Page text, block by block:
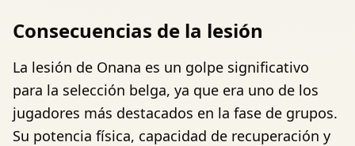
Consecuencias de la lesión
La lesión de Onana es un golpe significativo
para la selección belga, ya que era uno de los
jugadores más destacados en la fase de grupos.
Su potencia física, capacidad de recuperación y